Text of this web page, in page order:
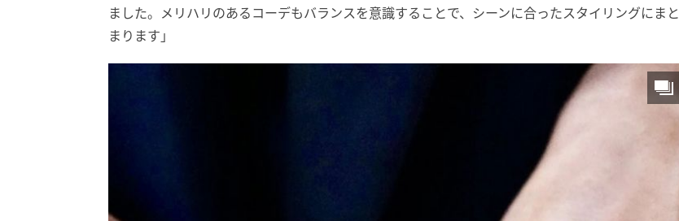
ました。メリハリのあるコーデもバランスを意識することで、シーンに合ったスタイリングにまと
まります」